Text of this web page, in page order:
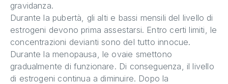
gravidanza.
Durante la pubertà, gli alti e bassi mensili del livello di
estrogeni devono prima assestarsi. Entro certi limiti, le
concentrazioni devianti sono del tutto innocue.
Durante la menopausa, le ovaie smettono
gradualmente di funzionare. Di conseguenza, il livello
di estrogeni continua a diminuire. Dopo la